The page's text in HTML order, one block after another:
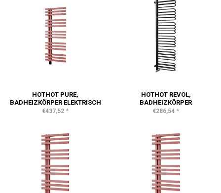
HOTHOT PURE,
BADHEIZKÖRPER ELEKTRISCH
€437,52 *
HOTHOT REVOL,
BADHEIZKÖRPER
€286,54 *